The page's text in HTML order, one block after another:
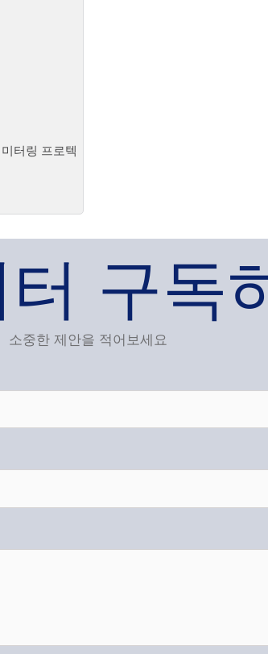
터링 프로텍
구독
소중한 제안을 적어보세요